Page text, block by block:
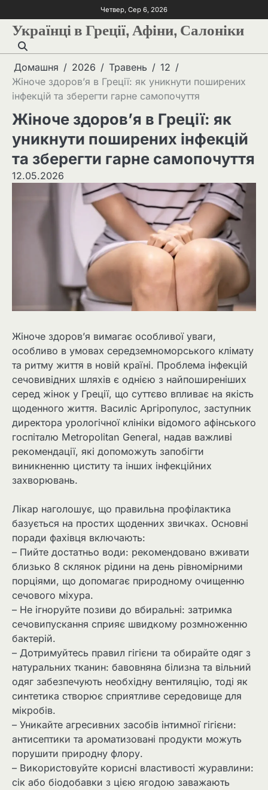
Четвер, Сер 6, 2026
Українці в Греції, Афіни, Салоніки
Домашня 2026 Травень
12
Жіноче здоров’я в Греції: як уникнути поширених
інфекцій та зберегти гарне самопочуття
Жіноче здоров’я в Греції: як
уникнути поширених інфекцій
та зберегти гарне самопочуття
12.05.2026
Жіноче здоров’я вимагає особливої уваги,
особливо в умовах середземноморського клімату
та ритму життя в новій країні. Проблема інфекцій
сечовивідних шляхів є однією з найпоширеніших
серед жінок у Греції, що суттєво впливає на якість
щоденного життя. Василіс Аргіропулос, заступник
директора урологічної клініки відомого афінського
госпіталю Metropolitan General, надав важливі
рекомендації, які допоможуть запобігти
виникненню циститу та інших інфекційних
захворювань.
Лікар наголошує, що правильна профілактика
базується на простих щоденних звичках. Основні
поради фахівця включають:
– Пийте достатньо води: рекомендовано вживати
близько 8 склянок рідини на день рівномірними
порціями, що допомагає природному очищенню
сечового міхура.
– Не ігноруйте позиви до вбиральні: затримка
сечовипускання сприяє швидкому розмноженню
бактерій.
– Дотримуйтесь правил гігієни та обирайте одяг з
натуральних тканин: бавовняна білизна та вільний
одяг забезпечують необхідну вентиляцію, тоді як
синтетика створює сприятливе середовище для
мікробів.
– Уникайте агресивних засобів інтимної гігієни:
антисептики та ароматизовані продукти можуть
порушити природну флору.
– Використовуйте корисні властивості журавлини:
сік або біодобавки з цією ягодою заважають